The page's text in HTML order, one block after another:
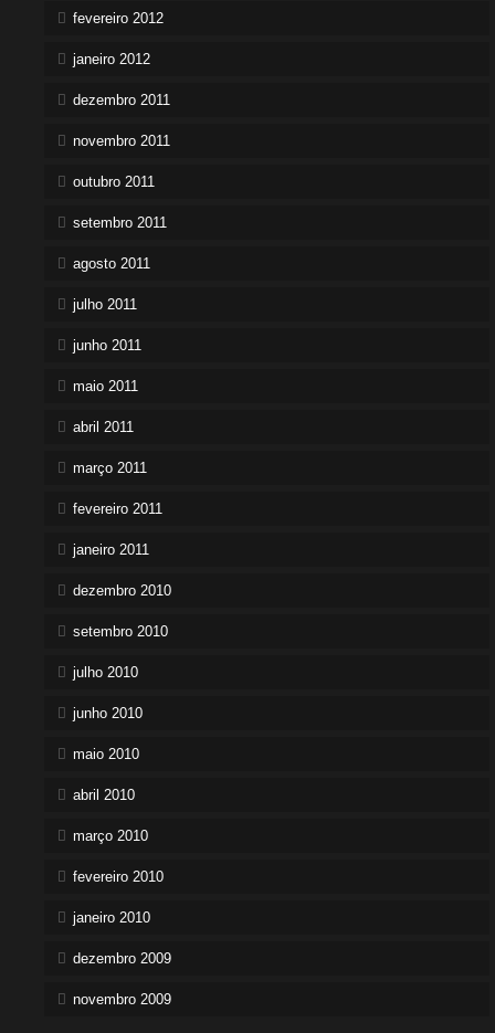
fevereiro 2012
janeiro 2012
dezembro 2011
novembro 2011
outubro 2011
setembro 2011
agosto 2011
julho 2011
junho 2011
maio 2011
abril 2011
março 2011
fevereiro 2011
janeiro 2011
dezembro 2010
setembro 2010
julho 2010
junho 2010
maio 2010
abril 2010
março 2010
fevereiro 2010
janeiro 2010
dezembro 2009
novembro 2009